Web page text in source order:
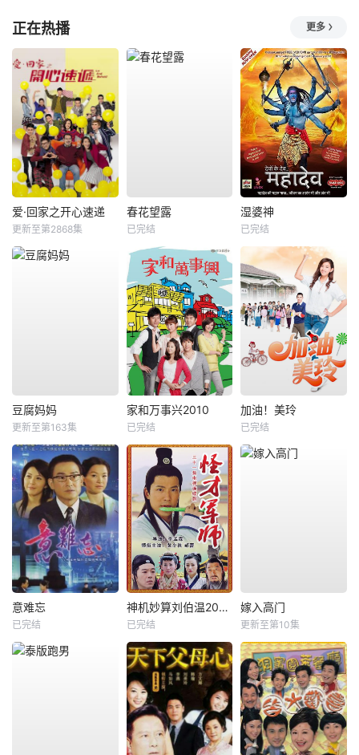
正在热播 更多
爱·回家之开心速递
更新至第2868集
春花望露
已完结
湿婆神
已完结
豆腐妈妈
更新至第163集
家和万事兴2010
已完结
加油！美玲
已完结
意难忘
已完结
神机妙算刘伯温2006
已完结
嫁入高门
更新至第10集